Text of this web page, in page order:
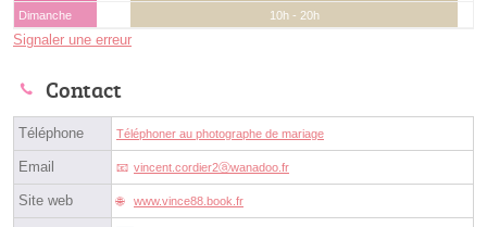
Dimanche
10h - 20h
Signaler une erreur
Contact
Téléphone Téléphoner au photographe de mariage
Email vincent.cordier2ⓐwanadoo.fr
Site web www.vince88.book.fr